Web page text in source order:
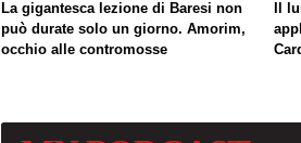
La gigantesca lezione di Baresi non
può durate solo un giorno. Amorim,
occhio alle contromosse
Il